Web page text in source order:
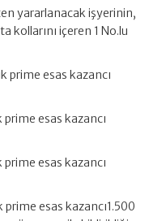
yararlanacak işyerinin,
kollarını içeren 1 No.lu
prime esas kazancı
esas kazancı
esas kazancı
esas kazancı1.500